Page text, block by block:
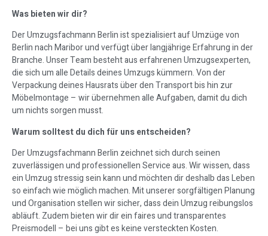
Was bieten wir dir?
Der Umzugsfachmann Berlin ist spezialisiert auf Umzüge von
Berlin nach Maribor und verfügt über langjährige Erfahrung in der
Branche. Unser Team besteht aus erfahrenen Umzugsexperten,
die sich um alle Details deines Umzugs kümmern. Von der
Verpackung deines Hausrats über den Transport bis hin zur
Möbelmontage – wir übernehmen alle Aufgaben, damit du dich
um nichts sorgen musst.
Warum solltest du dich für uns entscheiden?
Der Umzugsfachmann Berlin zeichnet sich durch seinen
zuverlässigen und professionellen Service aus. Wir wissen, dass
ein Umzug stressig sein kann und möchten dir deshalb das Leben
so einfach wie möglich machen. Mit unserer sorgfältigen Planung
und Organisation stellen wir sicher, dass dein Umzug reibungslos
abläuft. Zudem bieten wir dir ein faires und transparentes
Preismodell – bei uns gibt es keine versteckten Kosten.